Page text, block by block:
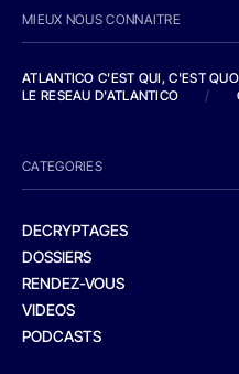
MIEUX NOUS CONNAITRE
ATLANTICO C'EST QUI, C'EST
LE RESEAU D'ATLANTICO
/
CATEGORIES
DECRYPTAGES
DOSSIERS
RENDEZ-VOUS
VIDEOS
PODCASTS